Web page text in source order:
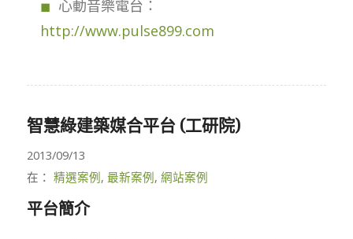
心動音樂電台：
http://www.pulse899.com
智慧綠建築媒合平台 (工研院)
2013/09/13
在： 精選案例, 最新案例, 網站案例
平台簡介